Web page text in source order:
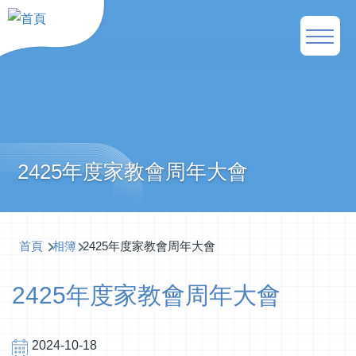
移至主內容
Main
2425年度家教會周年大會
導
連
首頁 相簿 2425年度家教會周年大會
2425年度家教會周年大會
2024-10-18